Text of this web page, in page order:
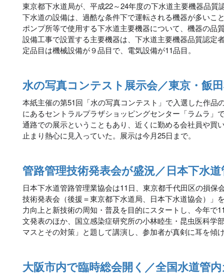
東京都下水道局が、平成22～24年度の下水道主要機器品質
下水道の設備は、過酷な条件下で運転される機器が多いこ
ポンプ所等で使用する下水道主要機器について、機器の品
設備工事で設置する主要機器は、下水道主要機器品質認定
定品目は機械設備が９品目で、電気設備が11品目。
水の写真コンテスト展示会／東京・飯
本紙主催の第51回「水の写真コンテスト」で入選した作品
にあるセントラルプラザショッピングセンター「ラムラ」
通路での展示ということもあり、近くに勤める会社員や買
止まり熱心に見入っていた。展示は今月25日まで。
管路管理技術発表会が盛況／日本下水
日本下水道管路管理業協会は11日、東京都千代田区の損保
技術発表会（後援＝東京都下水道局、日本下水道協会）」
力向上と新技術の周知・普及を目的にスタートし、今年で
文発表のほか、国立感染症研究所の小林睦生・昆虫医科学
マスとその対策」と題して講演し、参加者が真剣に耳を傾
大阪市内で臨時総会開く／全国水道管